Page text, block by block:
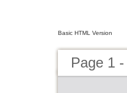
Basic HTML Version
Page 1